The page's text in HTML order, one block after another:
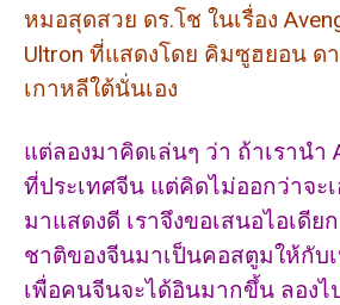
หมอสุดสวย ดร.โช ในเรื่อง
Ultron ที่แสดงโดย คิมซูฮยอน ด
เกาหลีใต้นั่นเอง
แต่ลองมาคิดเล่นๆ ว่า ถ้าเรานำ
ที่ประเทศจีน แต่คิดไม่ออกว่าจะ
มาแสดงดี เราจึงขอเสนอไอเดีย
ชาติของจีนมาเป็นคอสตูมให้กับ
เพื่อคนจีนจะได้อินมากขึ้น ลองไ